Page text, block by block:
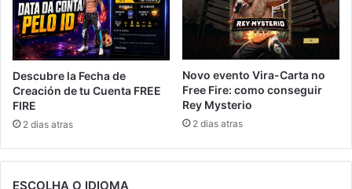
Descubre la Fecha de
Creación de tu Cuenta FREE
FIRE
2 dias atras
Novo evento Vira-Carta no
Free Fire: como conseguir
Rey Mysterio
2 dias atras
ESCOLHA O IDIOMA